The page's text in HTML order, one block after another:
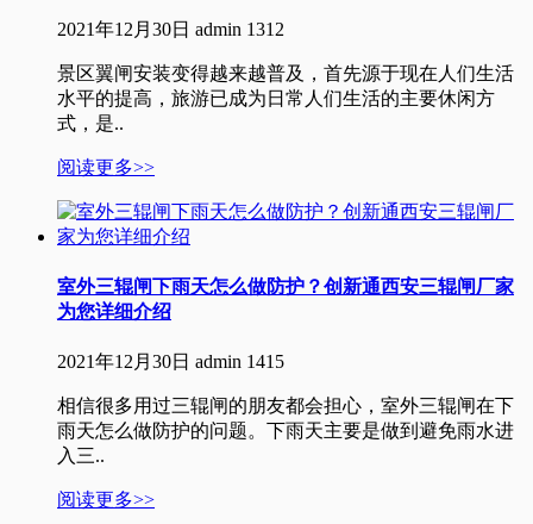
2021年12月30日 admin 1312
景区翼闸安装变得越来越普及，首先源于现在人们生活
水平的提高，旅游已成为日常人们生活的主要休闲方
式，是..
阅读更多>>
室外​三辊闸下雨天怎么做防护？创新通西安三辊闸厂家
为您详细介绍
2021年12月30日 admin 1415
相信很多用过三辊闸的朋友都会担心，室外三辊闸在下
雨天怎么做防护的问题。下雨天主要是做到避免雨水进
入三..
阅读更多>>